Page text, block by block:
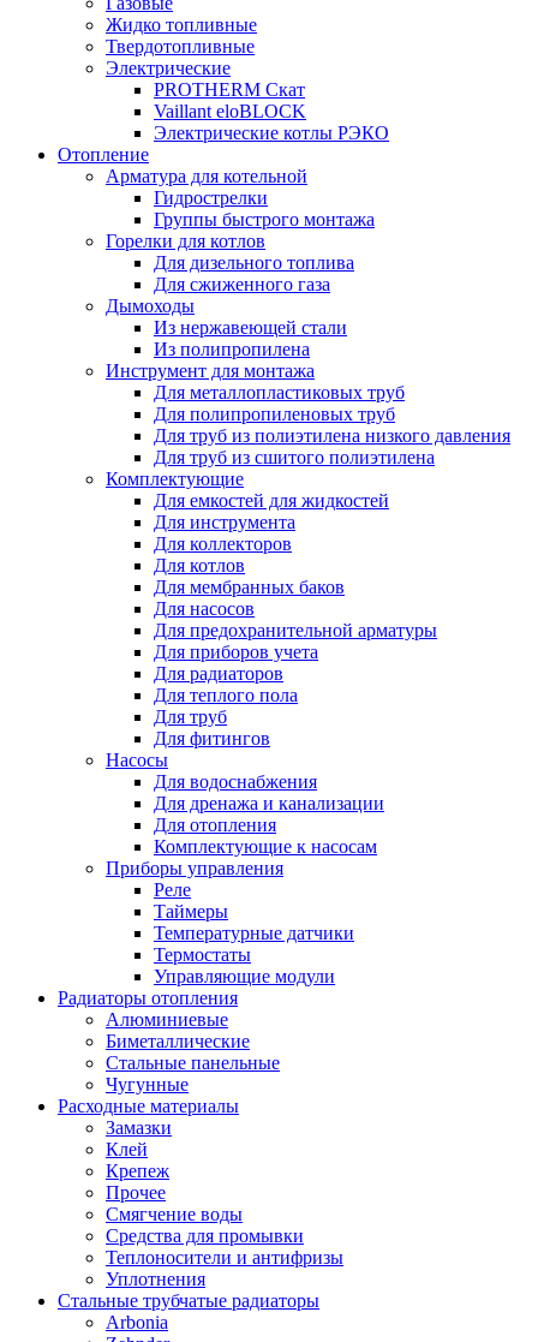
Жидко топливные
Твердотопливные
Электрические
PROTHERM Скат
Vaillant eloBLOCK
Электрические котлы РЭКО
Отопление
Арматура для котельной
Гидрострелки
Группы быстрого монтажа
Горелки для котлов
Для дизельного топлива
Для сжиженного газа
Дымоходы
Из нержавеющей стали
Из полипропилена
Инструмент для монтажа
Для металлопластиковых труб
Для полипропиленовых труб
Для труб из полиэтилена низкого давления
Для труб из сшитого полиэтилена
Комплектующие
Для емкостей для жидкостей
Для инструмента
Для коллекторов
Для котлов
Для мембранных баков
Для насосов
Для предохранительной арматуры
Для приборов учета
Для радиаторов
Для теплого пола
Для труб
Для фитингов
Насосы
Для водоснабжения
Для дренажа и канализации
Для отопления
Комплектующие к насосам
Приборы управления
Реле
Таймеры
Температурные датчики
Термостаты
Управляющие модули
Радиаторы отопления
Алюминиевые
Биметаллические
Стальные панельные
Чугунные
Расходные материалы
Замазки
Клей
Крепеж
Прочее
Смягчение воды
Средства для промывки
Теплоносители и антифризы
Уплотнения
Стальные трубчатые радиаторы
Arbonia